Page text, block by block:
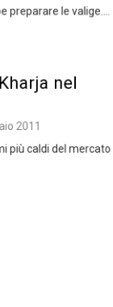
preparare le valige.…
nel
2011
più caldi del mercato